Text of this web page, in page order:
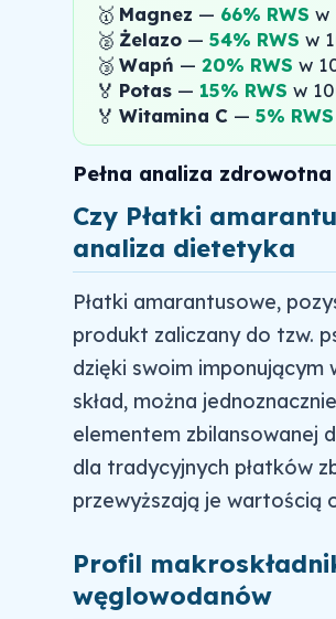
🥇 Magnez — 66% RWS w
🥈 Żelazo— 54% RWS w
🥉 Wapń — 20% RWS w
🏅 Potas— 15% RWS w
🏅 Witamina C — 5% RWS
Pełna analiza zdrowotna
Czy Płatki
analiza dietetyka
Płatki amarantusowe,
produkt zaliczany do tzw.
dzięki swoim imponującym
skład, można
elementem zbilansowanej
dla tradycyjnych płatków
przewyższają je wartością
Profil
węglowodanów